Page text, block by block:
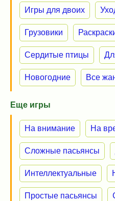
Игры для двоих
Грузовики
Сердитые птицы
Новогодние Все
Еще игры
На внимание На
Сложные пасьянсы
Интеллектуальные
Простые пасьянсы